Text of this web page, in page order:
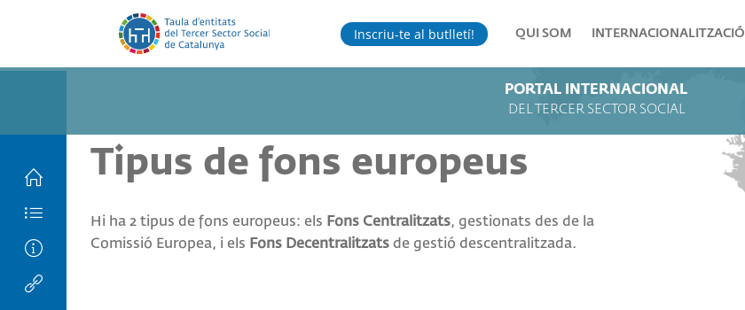
Inscriu-te al butlletí! QUI SOM INTERNACIONALITZACIÓ
PORTAL INTERNACIONAL
DEL TERCER SECTOR SOCIAL
Tipus de fons europeus
Hi ha 2 tipus de fons europeus: els Fons Centralitzats, gestionats des de la
Comissió Europea, i els Fons Decentralitzats de gestió descentralitzada.
HOME
Índex
Com